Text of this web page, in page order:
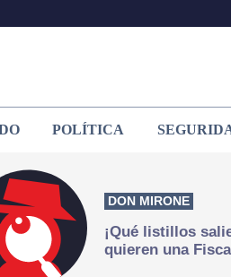
POLÍTICA
DON MIRONE
¡Qué listillos
quieren una